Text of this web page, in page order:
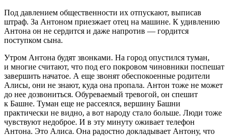
Под давлением общественности их отпускают, выписав
штраф. За Антоном приезжает отец на машине. К удивлению
Антона он не сердится и даже напротив — гордится
поступком сына.
Утром Антона будят звонками. На город опустился туман,
и многие считают, что под его покровом чиновники поспешат
завершить начатое. А еще звонят обеспокоенные родители
Алисы, они не знают, куда она пропала. Антон тоже не может
до нее дозвониться. Обуреваемый тревогой, он спешит
к Башне. Туман еще не рассеялся, вершину Башни
практически не видно, а вот народу стало больше. Люди тоже
чувствуют недоброе. И в эту минуту оживает телефон
Антона. Это Алиса. Она радостно докладывает Антону, что